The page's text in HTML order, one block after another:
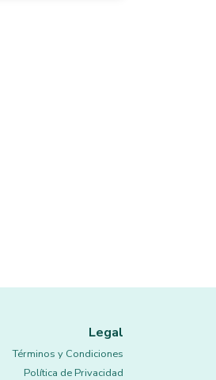
Legal
Términos y Condiciones
Política de Privacidad